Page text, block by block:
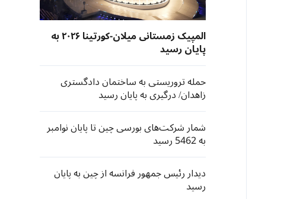
المپیک زمستانی میلان-کورتینا ۲۰۲۶ به
پایان رسید
حمله تروریستی به ساختمان دادگستری
زاهدان/ درگیری به پایان رسید
شمار شرکت‌های بورسی چین تا پایان نوامبر
به 5462 رسید
دیدار رئیس جمهور فرانسه از چین به پایان
رسید